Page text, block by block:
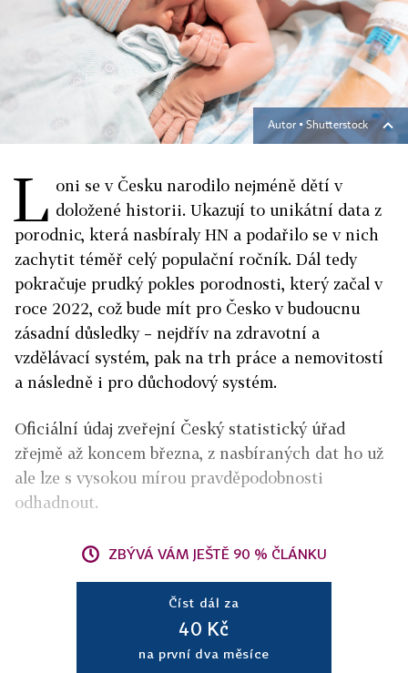
Autor ▪Shutterstock
L oni se v Česku narodilo nejméně dětí v
doložené historii. Ukazují to unikátní data z
porodnic, která nasbíraly HN a podařilo se v nich
zachytit téměř celý populační ročník. Dál tedy
pokračuje prudký pokles porodnosti, který začal v
roce 2022, což bude mít pro Česko v budoucnu
zásadní důsledky – nejdřív na zdravotní a
vzdělávací systém, pak na trh práce a nemovitostí
a následně i pro důchodový systém.
Oficiální údaj zveřejní Český statistický úřad
zřejmě až koncem března, z nasbíraných dat ho už
ale lze s vysokou mírou pravděpodobnosti
odhadnout.
ZBÝVÁ VÁM JEŠTĚ 90 % ČLÁNKU
Číst dál za
40 Kč
na první dva měsíce